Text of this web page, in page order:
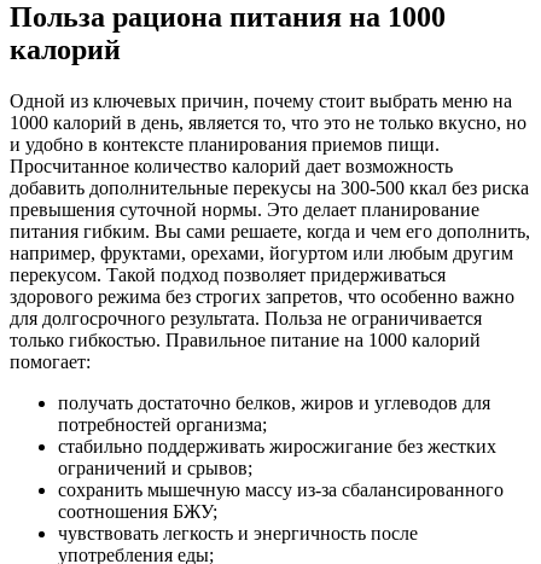
Польза рациона питания на 1000
калорий
Одной из ключевых причин, почему стоит выбрать меню на
1000 калорий в день, является то, что это не только вкусно, но
и удобно в контексте планирования приемов пищи.
Просчитанное количество калорий дает возможность
добавить дополнительные перекусы на 300-500 ккал без риска
превышения суточной нормы. Это делает планирование
питания гибким. Вы сами решаете, когда и чем его дополнить,
например, фруктами, орехами, йогуртом или любым другим
перекусом. Такой подход позволяет придерживаться
здорового режима без строгих запретов, что особенно важно
для долгосрочного результата. Польза не ограничивается
только гибкостью. Правильное питание на 1000 калорий
помогает:
получать достаточно белков, жиров и углеводов для
потребностей организма;
стабильно поддерживать жиросжигание без жестких
ограничений и срывов;
сохранить мышечную массу из-за сбалансированного
соотношения БЖУ;
чувствовать легкость и энергичность после
употребления еды;